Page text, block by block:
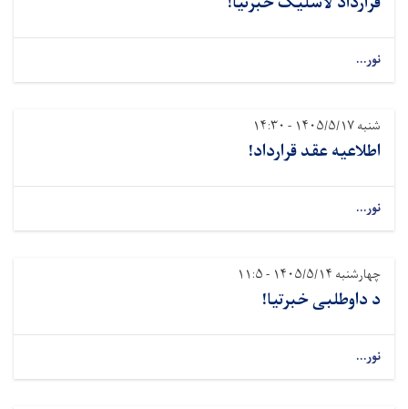
نور...
شنبه ۱۴۰۵/۵/۱۷ - ۱۴:۳۰
اطلاعیه عقد قرارداد!
نور...
چهارشنبه ۱۴۰۵/۵/۱۴ - ۱۱:۵
د داوطلبی خبرتیا!
نور...